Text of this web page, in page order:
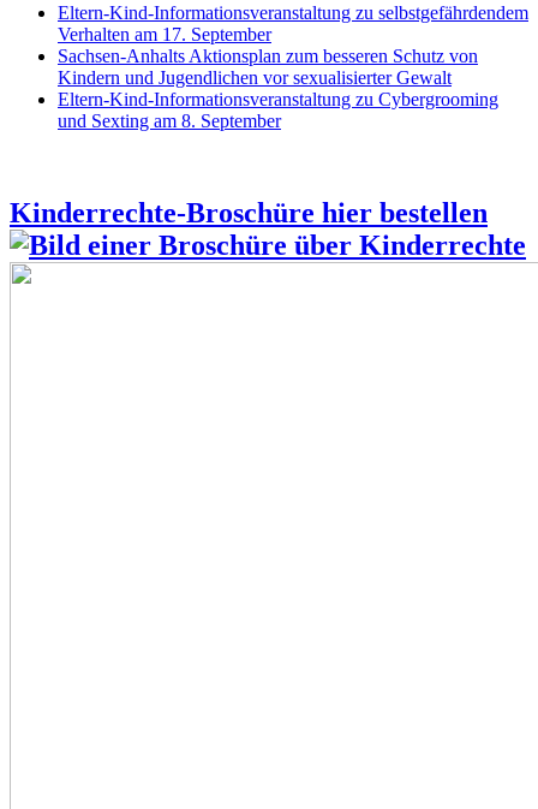
Eltern-Kind-Informationsveranstaltung zu selbstgefährdendem
Verhalten am 17. September
Sachsen-Anhalts Aktionsplan zum besseren Schutz von
Kindern und Jugendlichen vor sexualisierter Gewalt
Eltern-Kind-Informationsveranstaltung zu Cybergrooming
und Sexting am 8. September
Kinderrechte-Broschüre hier bestellen